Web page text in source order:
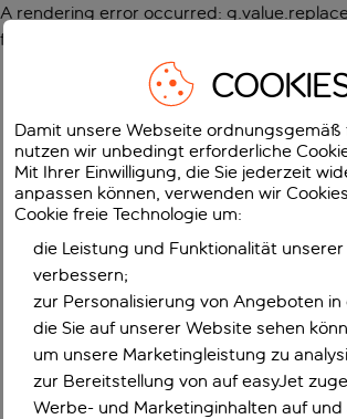
A rendering error occurred:
function
Damit unsere Webseite ordnungsgemäß
nutzen wir unbedingt erforderliche
Mit Ihrer Einwilligung, die Sie jederzeit
anpassen können, verwenden wir
Cookie freie Technologie um:
die Leistung und Funktionalität
verbessern;
zur Personalisierung von Angeboten
die Sie auf unserer Website sehen
um unsere Marketingleistung zu
zur Bereitstellung von auf easyJet
Werbe- und Marketinginhalten auf